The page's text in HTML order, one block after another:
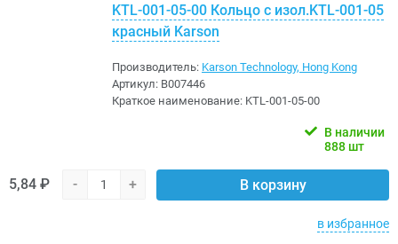
KTL-001-05-00 Кольцо с изол.KTL-001-05
красный Karson
Производитель: Karson Technology, Hong Kong
Артикул: B007446
Краткое наименование: KTL-001-05-00
В наличии
888 шт
5,84 ₽ - + В корзину
в избранное